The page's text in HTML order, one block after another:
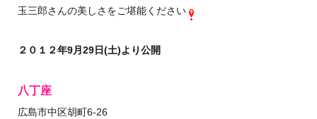
玉三郎さんの美しさをご堪能ください
２０１２年9月29日(土)より公開
八丁座
広島市中区胡町6-26